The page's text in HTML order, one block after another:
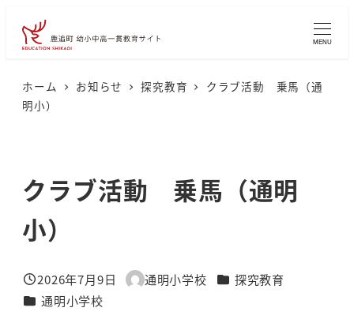
MENU
ホーム お知らせ 探究教育
クラブ活動 乗馬（通
明小）
クラブ活動 乗馬（通明
小）
投稿日
2026年7月9日
著
通明小学校 カテゴリー
探究教育
カテゴリー
通明小学校